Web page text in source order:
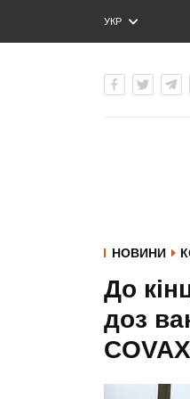
УКР
ENG
НОВИНИ
До
доз